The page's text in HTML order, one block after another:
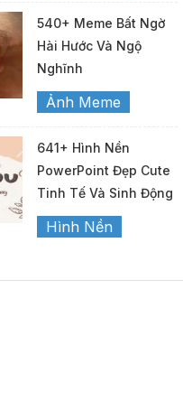
540+ Meme Bất Ngờ
Hài Hước Và Ngộ
Nghĩnh
Ảnh Meme
641+ Hình Nền
PowerPoint Đẹp Cute
Tinh Tế Và Sinh Động
Hình Nền